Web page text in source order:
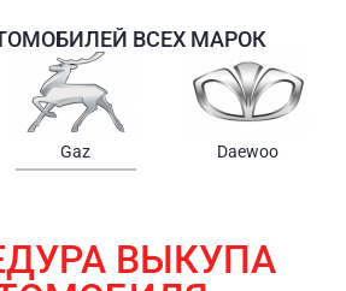
ВСЕХ МАРОК
Chrysler Gmc
ВЫКУПА